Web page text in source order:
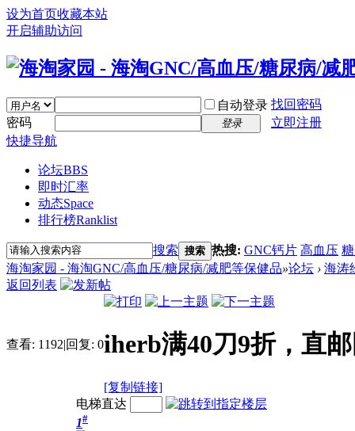
设为首页收藏本站
开启辅助访问
自动登录 找回密码
密码
登录
立即注册
快捷导航
论坛BBS
即时汇率
动态Space
排行榜Ranklist
搜索 搜索 热搜: GNC钙片 高血压
海淘家园 - 海淘GNC/高血压/糖尿病/减肥等保健品»论坛 › 海涛
返回列表
查看: 1192|回复: 0iherb满40刀9折，直
[复制链接]
电梯直达
1#